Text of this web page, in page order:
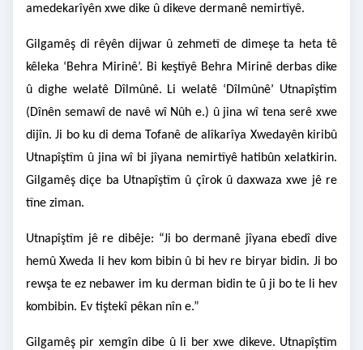
amedekarîyên xwe dike û dikeve dermanê nemirtîyê.
Gilgamêş di rêyên dijwar û zehmetî de dimeşe ta heta tê
kêleka ‘Behra Mirinê’. Bi keştîyê Behra Mirinê derbas dike
û dighe welatê Dîlmûnê. Li welatê ‘Dîlmûnê’ Utnapîştîm
(Dînên semawî de navê wî Nûh e.) û jina wî tena serê xwe
dijîn. Ji bo ku di dema Tofanê de alîkarîya Xwedayên kiribû
Utnapîştîm û jina wî bi jîyana nemirtîyê hatibûn xelatkirin.
Gilgamêş diçe ba Utnapîştîm û çîrok û daxwaza xwe jê re
tîne ziman.
Utnapîştîm jê re dibêje: “Ji bo dermanê jîyana ebedî dive
hemû Xweda li hev kom bibin û bi hev re biryar bidin. Ji bo
rewşa te ez nebawer im ku derman bidin te û ji bo te li hev
kombibin. Ev tiştekî pêkan nîn e.”
Gilgamêş pir xemgîn dibe û li ber xwe dikeve. Utnapîştîm